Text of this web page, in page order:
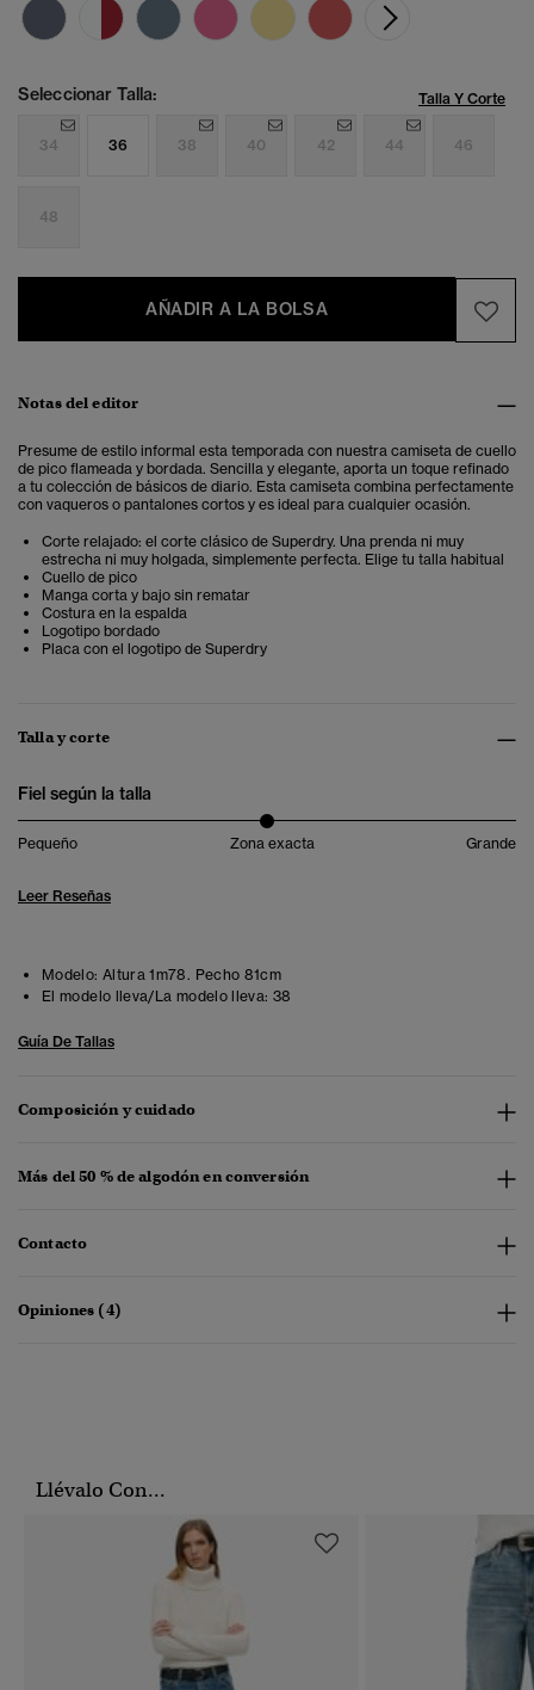
Seleccionar Talla: Talla Y Corte
34 36 38 40 42 44 46
48
AÑADIR A LA BOLSA
Notas del editor
Presume de estilo informal esta temporada con nuestra camiseta de cuello
de pico flameada y bordada. Sencilla y elegante, aporta un toque refinado
a tu colección de básicos de diario. Esta camiseta combina perfectamente
con vaqueros o pantalones cortos y es ideal para cualquier ocasión.
Corte relajado: el corte clásico de Superdry. Una prenda ni muy
estrecha ni muy holgada, simplemente perfecta. Elige tu talla habitual
Cuello de pico
Manga corta y bajo sin rematar
Costura en la espalda
Logotipo bordado
Placa con el logotipo de Superdry
Talla y corte
Fiel según la talla
Pequeño Zona exacta Grande
Leer Reseñas
Modelo: Altura 1m78. Pecho 81cm
El modelo lleva/La modelo lleva: 38
Guía De Tallas
Composición y cuidado
Más del 50 % de algodón en conversión
Contacto
Opiniones (4)
Llévalo Con...